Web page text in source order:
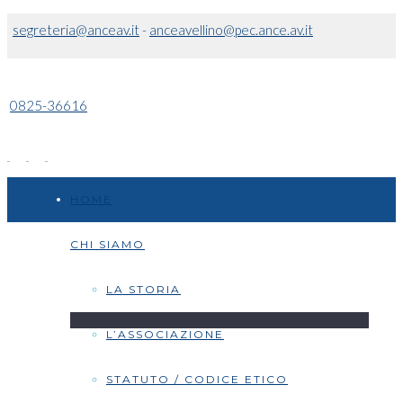
segreteria@anceav.it- anceavellino@pec.ance.av.it
0825-36616
CHI SIAMO
LA STORIA
L’ASSOCIAZIONE
STATUTO / CODICE ETICO